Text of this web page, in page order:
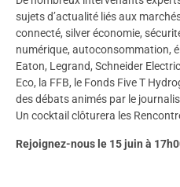
sujets d’actualité liés aux
connecté, silver économie,
numérique, autoconsommation,
Eaton, Legrand, Schneider
Eco, la FFB, le Fonds Five T
des débats animés par le
Un cocktail clôturera les
Rejoignez-nous le 15 juin à